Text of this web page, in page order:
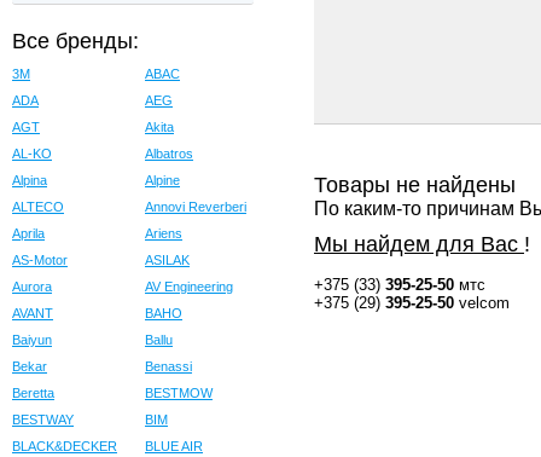
Все бренды:
3M
ABAC
ADA
AEG
AGT
Akita
AL-KO
Albatros
Alpina
Alpine
ALTECO
Annovi Reverberi
Aprila
Ariens
AS-Motor
ASILAK
Aurora
AV Engineering
AVANT
BAHO
Baiyun
Ballu
Bekar
Benassi
Beretta
BESTMOW
BESTWAY
BIM
BLACK&DECKER
BLUE AIR
Товары не найдены
По каким-то причинам
Мы найдем для Вас !
+375 (33) 395-25-50 мтс
+375 (29) 395-25-50 velcom